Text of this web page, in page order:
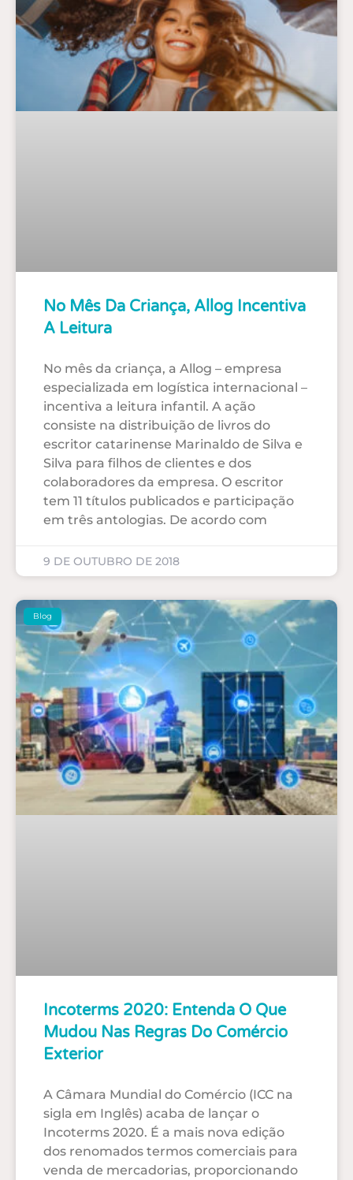
No Mês Da Criança, Allog Incentiva
A Leitura
No mês da criança, a Allog – empresa
especializada em logística internacional –
incentiva a leitura infantil. A ação
consiste na distribuição de livros do
escritor catarinense Marinaldo de Silva e
Silva para filhos de clientes e dos
colaboradores da empresa. O escritor
tem 11 títulos publicados e participação
em três antologias. De acordo com
9 DE OUTUBRO DE 2018
Blog
Incoterms 2020: Entenda O Que
Mudou Nas Regras Do Comércio
Exterior
A Câmara Mundial do Comércio (ICC na
sigla em Inglês) acaba de lançar o
Incoterms 2020. É a mais nova edição
dos renomados termos comerciais para
venda de mercadorias, proporcionando